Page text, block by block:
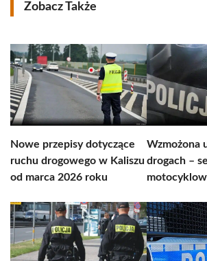
Zobacz Także
Nowe przepisy dotyczące
ruchu drogowego w Kaliszu
od marca 2026 roku
Wzmożona
drogach –